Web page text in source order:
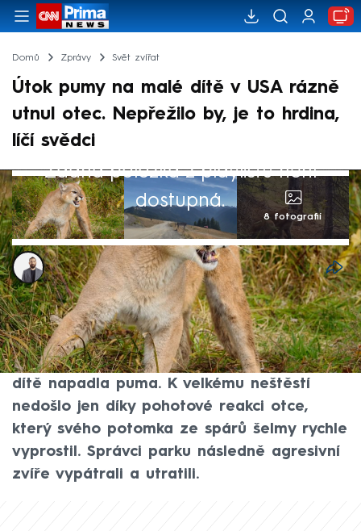
Domů Zprávy Svět zvířat
Útok pumy na malé dítě v USA rázně
utnul otec. Nepřežilo by, je to hrdina,
líčí svědci
Žádná položka z playlistu není
dostupná.
8 fotografií
Alexandr Božilov
25. čvc 2025, 05:55
Hrůzný zážitek má za sebou rodina, která
se vydala na túru v národním parku v
americkém Washingtonu. Teprve čtyřleté
dítě napadla puma. K velkému neštěstí
nedošlo jen díky pohotové reakci otce,
který svého potomka ze spárů šelmy rychle
vyprostil. Správci parku následně agresivní
zvíře vypátrali a utratili.